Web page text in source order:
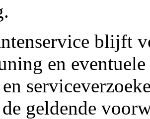
blijft
en
geldende